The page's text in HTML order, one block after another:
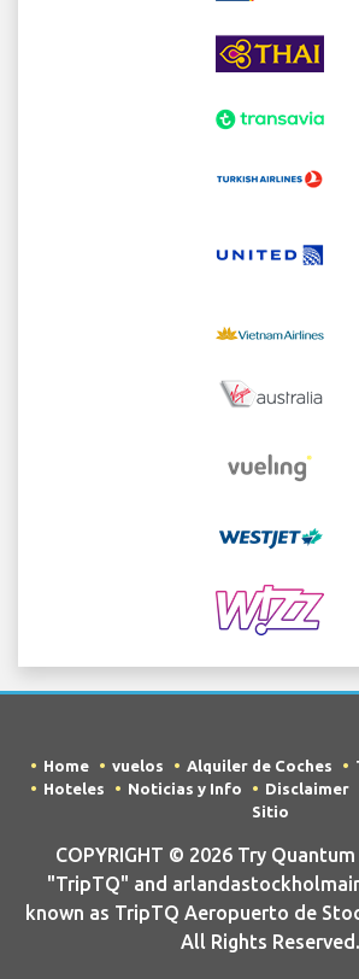
Home vuelos Alquiler de Coches
Hoteles
Noticias y Info Disclaimer
Sitio
COPYRIGHT © 2026 Try
"TripTQ" and
known as TripTQ Aeropuerto de
All Rights Reserved.